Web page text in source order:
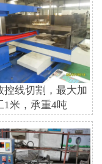
控线切割，最大加
1米，承重4吨